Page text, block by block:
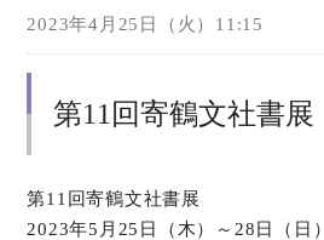
2023年4月25日（火）11:15
第11回寄鶴文社書展
第11回寄鶴文社書展
2023年5月25日（木）～28日（日）